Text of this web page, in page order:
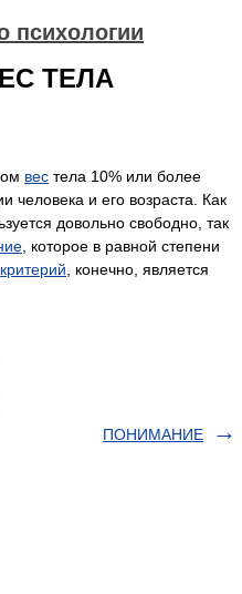
психологии
ТЕЛА
вес тела 10% или более
человека и его возраста. Как
довольно свободно, так
, которое в равной степени
критерий , конечно, является
ПОНИМАНИЕ